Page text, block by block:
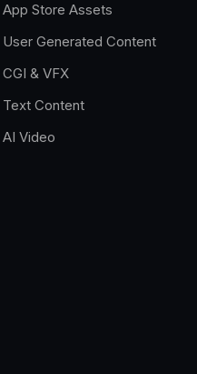
App Store Assets
User Generated Content
CGI & VFX
Text Content
AI Video